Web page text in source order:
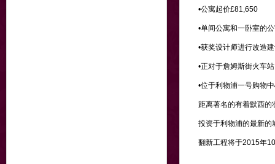
•公寓起价£81,650
•单间公寓和一卧室的
•获奖设计师进行改造
•正对于詹姆斯街火车站
•位于利物浦一号购物
距离著名的有着默西的
投资于利物浦的最新的
翻新工程将于2015年